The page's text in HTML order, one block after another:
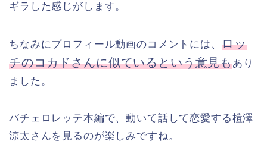
ギラした感じがします。
ちなみにプロフィール動画のコメントには、 ロッ
チのコカドさんに似ているという意見もあり
ました。
バチェロレッテ本編で、動いて話して恋愛する榿澤
涼太さんを見るのが楽しみですね。